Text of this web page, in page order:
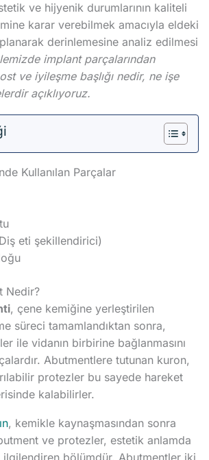
ve hijyenik durumlarının kaliteli
karar verebilmek amacıyla eldeki
derinlemesine analiz edilmesi
implant parçalarından
ve iyileşme başlığı nedir, ne işe
açıklıyoruz.
Kullanılan Parçalar
eti şekillendirici)
Nedir?
, çene kemiğine yerleştirilen
süreci tamamlandıktan sonra,
ile vidanın birbirine bağlanmasını
Abutmentlere tutunan kuron,
protezler bu sayede hareket
kalabilirler.
, kemikle kaynaşmasından sonra
ve protezler, estetik anlamda